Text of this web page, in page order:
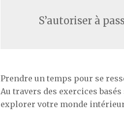
S’autoriser à
Prendre un temps pour se
Au travers des exercices
explorer votre monde